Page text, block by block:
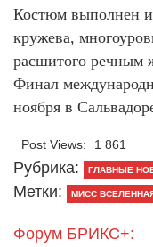
Костюм выполнен
кружева,
расшитого речным
Финал
ноября в
Post Views: 1 861
Рубрика: ГЛАВНЫЕ
Метки: МИСС
Форум БРИКС+: